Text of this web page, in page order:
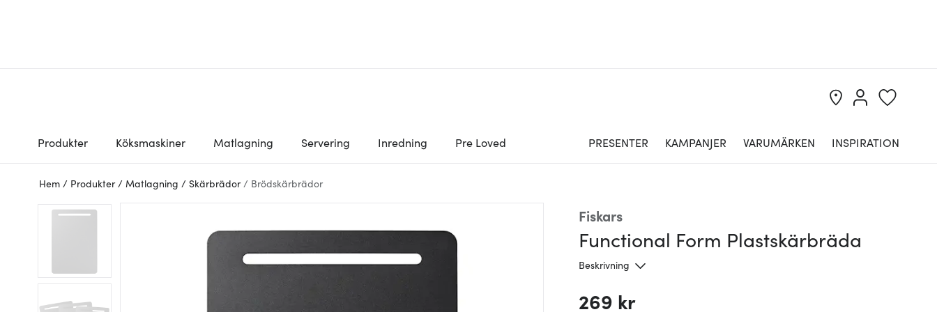
Produkter Köksmaskiner Matlagning Servering Inredning Pre Loved PRESENTER KAMPANJER VARUMÄRKEN INSPIRATION
Hem / Produkter / Matlagning / Skärbrädor / Brödskärbrädor
Fiskars
Functional Form Plastskärbräda
Beskrivning
269 kr